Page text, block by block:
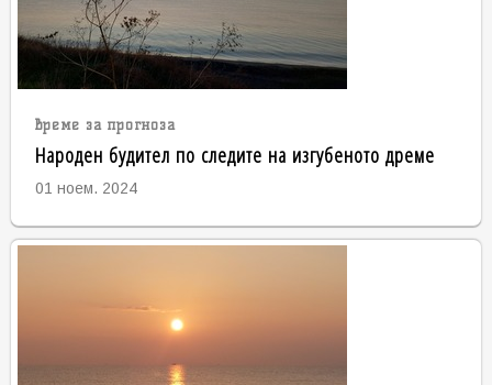
време за прогноза
Народен будител по следите на изгубеното дреме
01 ноем. 2024